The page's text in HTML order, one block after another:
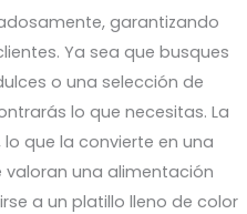
garantizando
Ya sea que busques
o una selección de
lo que necesitas. La
que la convierte en una
una alimentación
a un platillo lleno de color